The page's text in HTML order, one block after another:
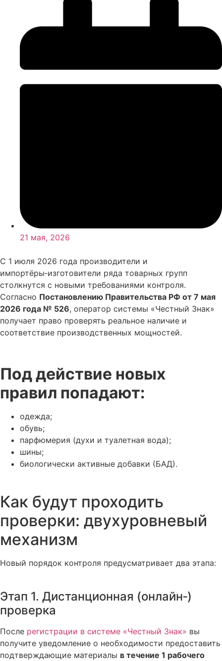
21 мая, 2026
С 1 июля 2026 года производители и
импортёры‑изготовители ряда товарных групп
столкнутся с новыми требованиями контроля.
Согласно Постановлению Правительства РФ от 7 мая
2026 года № 526, оператор системы «Честный Знак»
получает право проверять реальное наличие и
соответствие производственных мощностей.
Под действие новых
правил попадают:
одежда;
обувь;
парфюмерия (духи и туалетная вода);
шины;
биологически активные добавки (БАД).
Как будут проходить
проверки: двухуровневый
механизм
Новый порядок контроля предусматривает два этапа:
Этап 1. Дистанционная (онлайн‑)
проверка
После регистрации в системе «Честный Знак» вы
получите уведомление о необходимости предоставить
подтверждающие материалы в течение 1 рабочего